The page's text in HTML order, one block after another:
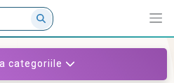
categoriile